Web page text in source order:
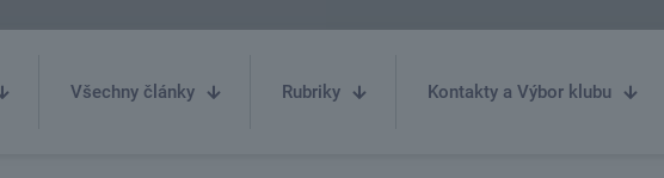
Všechny články Rubriky Kontakty a Výbor klubu